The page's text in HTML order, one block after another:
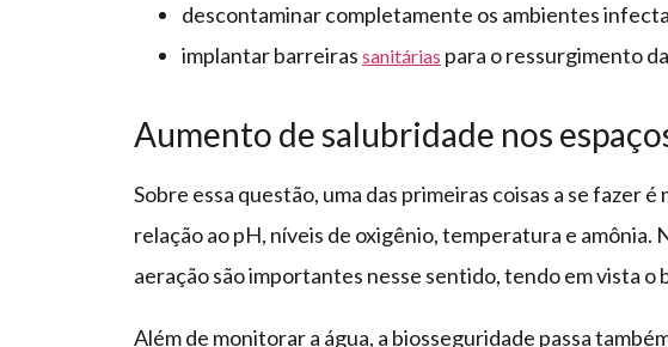
descontaminar completamente os ambientes
implantar barreiras sanitárias para o ressurgimento
Aumento de salubridade nos
Sobre essa questão, uma das primeiras coisas a se fazer
relação ao pH, níveis de oxigênio, temperatura e amônia.
aeração são importantes nesse sentido, tendo em vista o
Além de monitorar a água, a biosseguridade passa